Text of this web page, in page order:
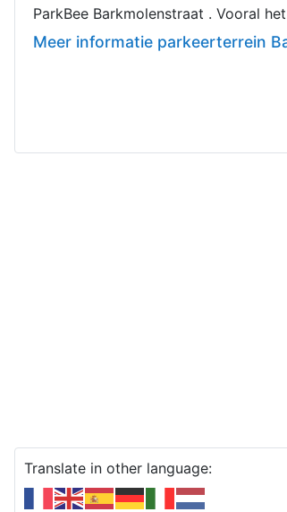
ParkBee Barkmolenstraat . Vooral
Meer informatie parkeerterrein
Translate in other language: